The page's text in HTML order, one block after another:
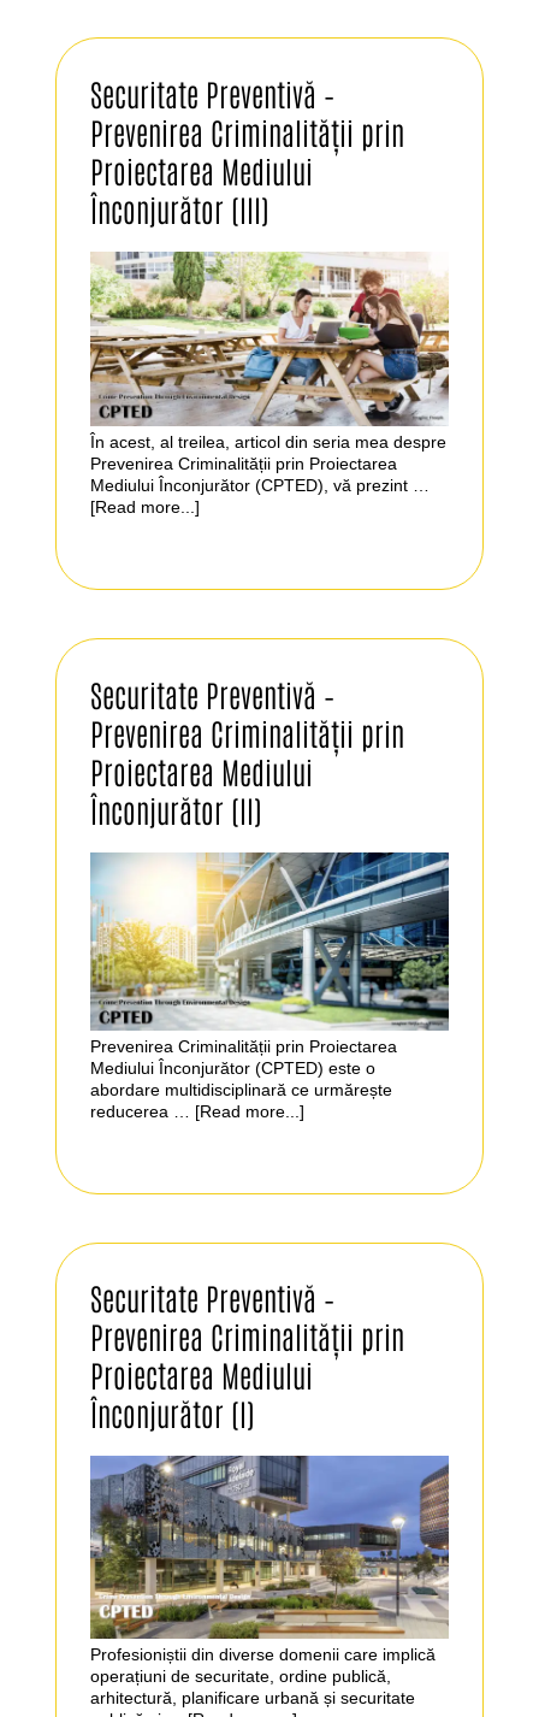
Securitate Preventivă –
Prevenirea Criminalității prin
Proiectarea Mediului
Înconjurător (III)
În acest, al treilea, articol din seria mea despre
Prevenirea Criminalității prin Proiectarea
Mediului Înconjurător (CPTED), vă prezint …
[Read more...]
Securitate Preventivă –
Prevenirea Criminalității prin
Proiectarea Mediului
Înconjurător (II)
Prevenirea Criminalității prin Proiectarea
Mediului Înconjurător (CPTED) este o
abordare multidisciplinară ce urmărește
reducerea … [Read more...]
Securitate Preventivă –
Prevenirea Criminalității prin
Proiectarea Mediului
Înconjurător (I)
Profesioniștii din diverse domenii care implică
operațiuni de securitate, ordine publică,
arhitectură, planificare urbană și securitate